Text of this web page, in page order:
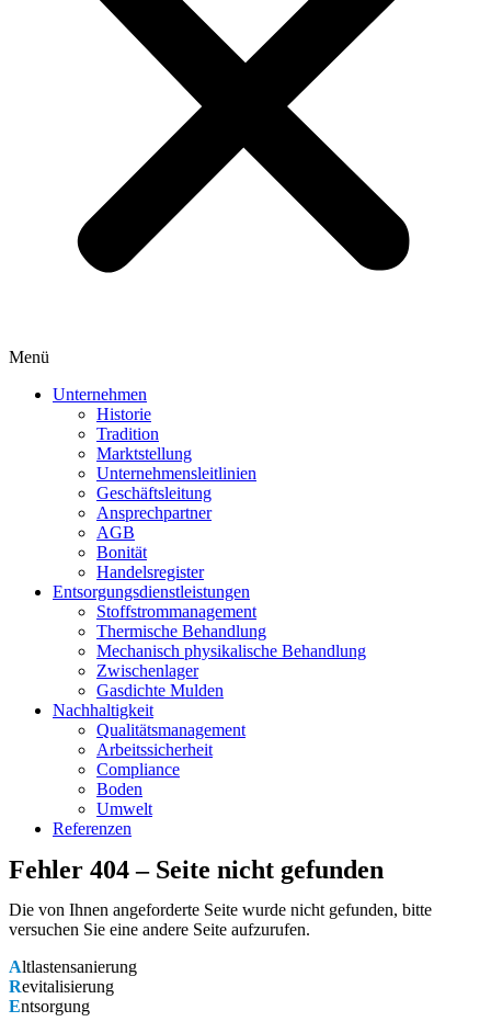
Menü
Unternehmen
Historie
Tradition
Marktstellung
Unternehmensleitlinien
Geschäftsleitung
Ansprechpartner
AGB
Bonität
Handelsregister
Entsorgungsdienstleistungen
Stoffstrommanagement
Thermische Behandlung
Mechanisch physikalische Behandlung
Zwischenlager
Gasdichte Mulden
Nachhaltigkeit
Qualitätsmanagement
Arbeitssicherheit
Compliance
Boden
Umwelt
Referenzen
Fehler 404 – Seite nicht gefunden
Die von Ihnen angeforderte Seite wurde nicht gefunden, bitte
versuchen Sie eine andere Seite aufzurufen.
Altlastensanierung
Revitalisierung
Entsorgung